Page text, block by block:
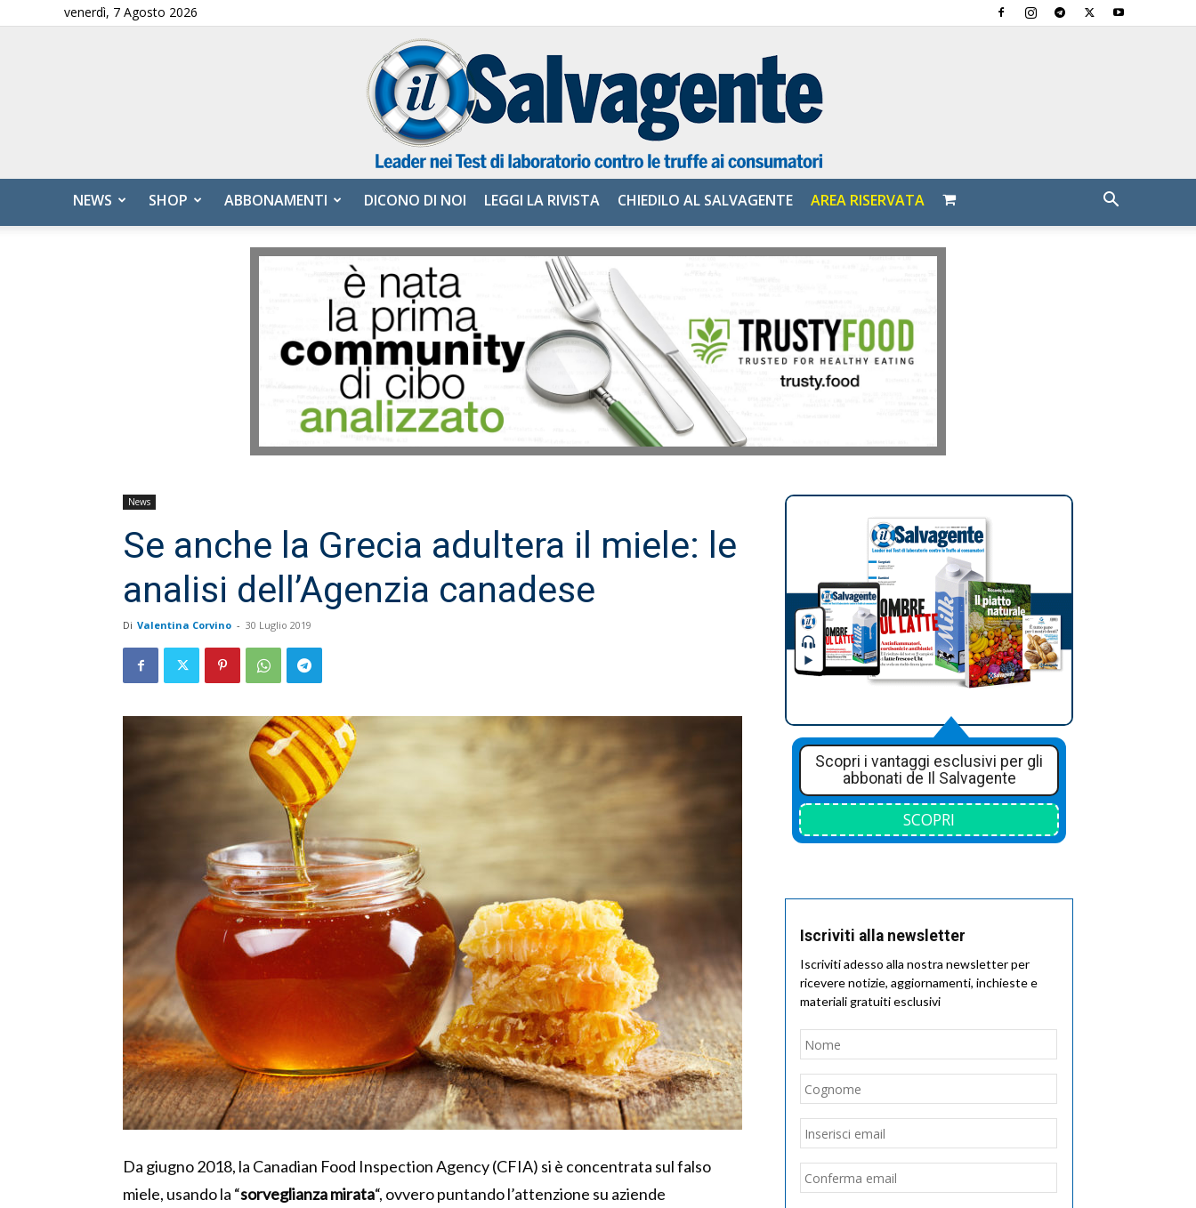
venerdì, 7 Agosto 2026
Salvagente
NEWS SHOP ABBONAMENTI DICONO DI NOI LEGGI LA RIVISTA CHIEDILO AL SALVAGENTE AREA RISERVATA
News
Se anche la Grecia adultera il miele: le
analisi dell’Agenzia canadese
Di Valentina Corvino - 30 Luglio 2019
Da giugno 2018, la Canadian Food Inspection Agency (CFIA) si è concentrata sul falso
miele, usando la “sorveglianza mirata“, ovvero puntando l’attenzione su aziende
Scopri i vantaggi esclusivi per gli
abbonati de Il Salvagente
SCOPRI
Iscriviti alla newsletter
Iscriviti adesso alla nostra newsletter per
ricevere notizie, aggiornamenti, inchieste e
materiali gratuiti esclusivi
Nome
Email